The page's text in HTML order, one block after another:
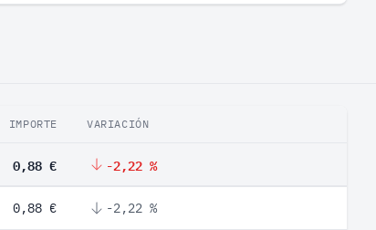
IMPORTE VARIACIÓN
0,88 € -2,22 %
0,88 € -2,22 %